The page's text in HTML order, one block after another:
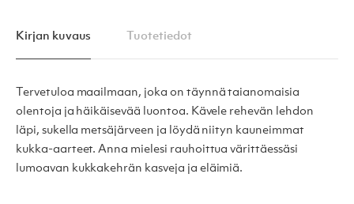
Kirjan kuvaus Tuotetiedot
Tervetuloa maailmaan, joka on täynnä taianomaisia ​​
olentoja ja häikäisevää luontoa. Kävele rehevän lehdon
läpi, sukella metsäjärveen ja löydä niityn kauneimmat
kukka-aarteet. Anna mielesi rauhoittua värittäessäsi
lumoavan kukkakehrän kasveja ja eläimiä.